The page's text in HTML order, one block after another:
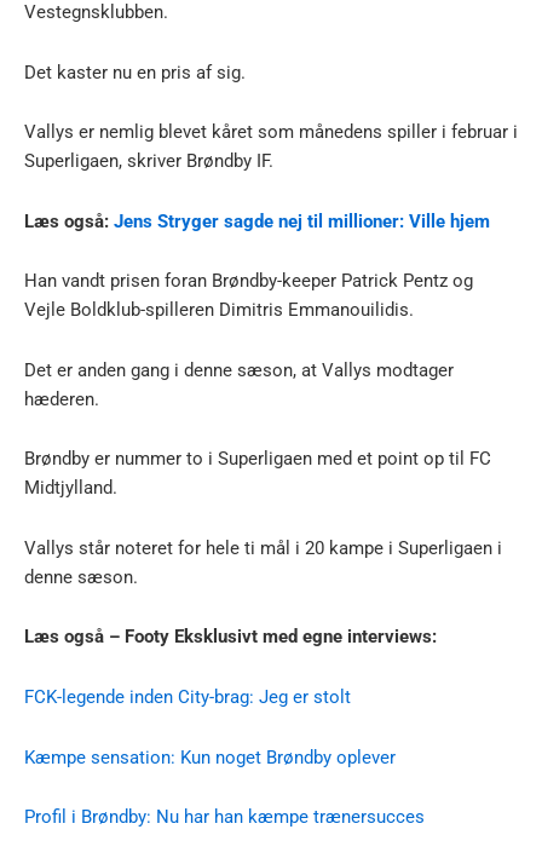
Vestegnsklubben.
Det kaster nu en pris af sig.
Vallys er nemlig blevet kåret som månedens spiller i februar i
Superligaen, skriver Brøndby IF.
Læs også: Jens Stryger sagde nej til millioner: Ville hjem
Han vandt prisen foran Brøndby-keeper Patrick Pentz og
Vejle Boldklub-spilleren Dimitris Emmanouilidis.
Det er anden gang i denne sæson, at Vallys modtager
hæderen.
Brøndby er nummer to i Superligaen med et point op til FC
Midtjylland.
Vallys står noteret for hele ti mål i 20 kampe i Superligaen i
denne sæson.
Læs også – Footy Eksklusivt med egne interviews:
FCK-legende inden City-brag: Jeg er stolt
Kæmpe sensation: Kun noget Brøndby oplever
Profil i Brøndby: Nu har han kæmpe trænersucces